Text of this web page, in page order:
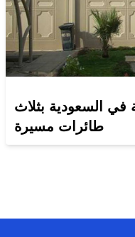
في السعودية بثلاث
طائرات مسيرة